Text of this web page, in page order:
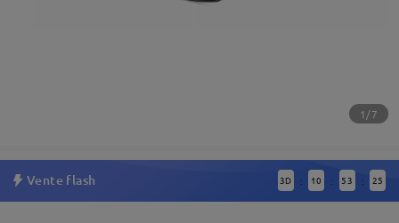
1/7
Vente flash 3D : 10 : 53 : 24